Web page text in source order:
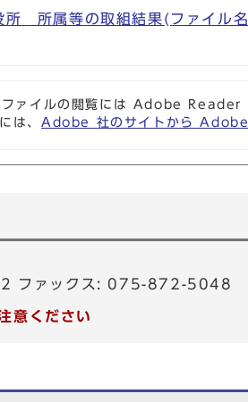
所 所属等の取組結果(ファイ
ァイルの閲覧には Adobe Reader
は、 Adobe 社のサイトから Adobe
ファックス: 075-872-5048
意ください